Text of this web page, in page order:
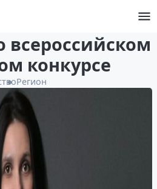
поэтесса
всероссийском
конкурсе
Регион